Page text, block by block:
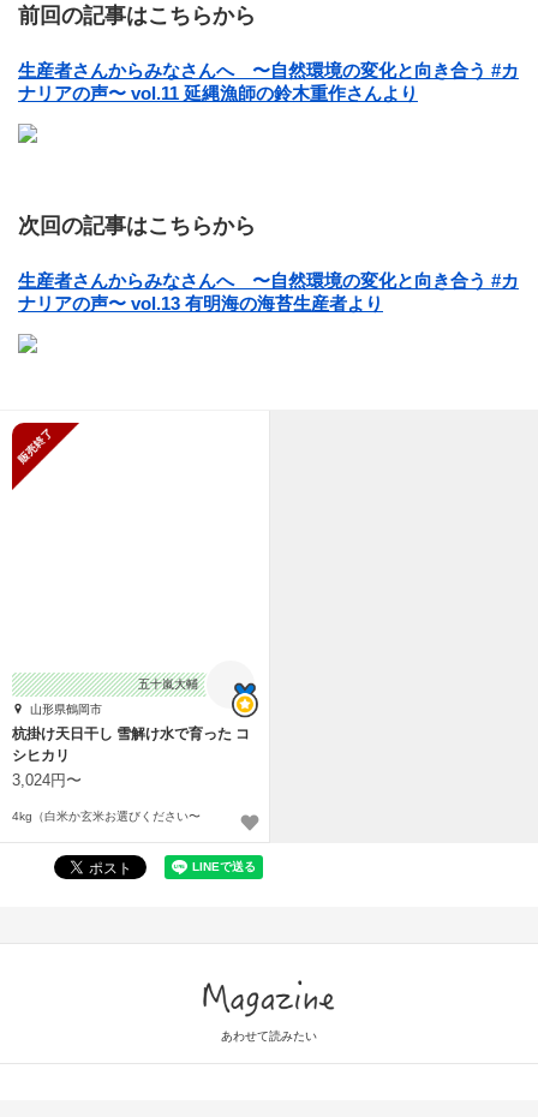
前回の記事はこちらから
生産者さんからみなさんへ 〜自然環境の変化と向き合う #カ
ナリアの声〜 vol.11 延縄漁師の鈴木重作さんより
次回の記事はこちらから
生産者さんからみなさんへ 〜自然環境の変化と向き合う #カ
ナリアの声〜 vol.13 有明海の海苔生産者より
五十嵐大輔
山形県鶴岡市
杭掛け天日干し 雪解け水で育った コ
シヒカリ
3,024円〜
4kg（白米か玄米お選びください〜
あわせて読みたい